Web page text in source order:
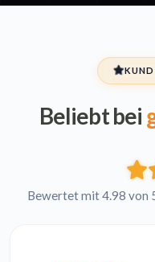
Beliebt bei
Bewertet mit 4.98 von